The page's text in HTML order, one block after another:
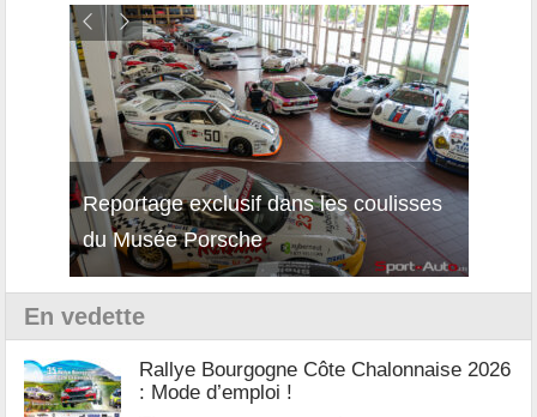
Reportage exclusif dans les coulisses
du Musée Porsche
Découverte de la nouvelle Ferrari
12Cilindri Manuale
En vedette
Rallye Bourgogne Côte Chalonnaise 2026
: Mode d’emploi !